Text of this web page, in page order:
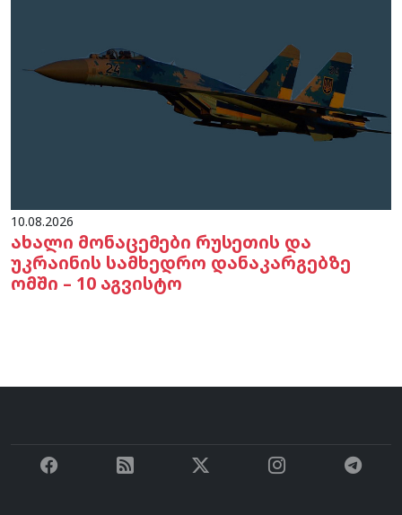
10.08.2026
ახალი მონაცემები რუსეთის და
უკრაინის სამხედრო დანაკარგებზე
ომში – 10 აგვისტო